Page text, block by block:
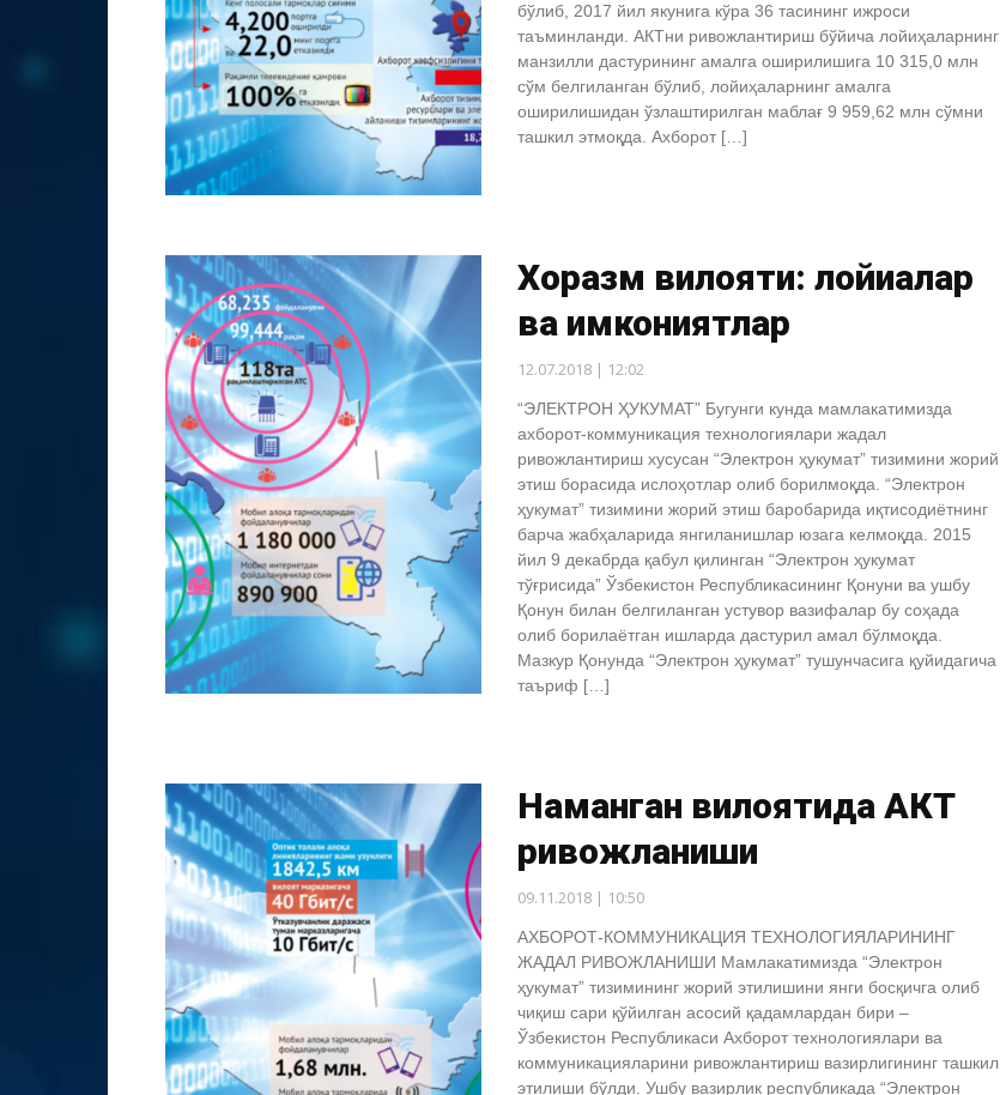
бўлиб, 2017 йил якунига кўра 36 тасининг ижроси
таъминланди. АКТни ривожлантириш бўйича лойиҳаларнинг
манзилли дастурининг амалга оширилишига 10 315,0 млн
сўм белгиланган бўлиб, лойиҳаларнинг амалга
оширилишидан ўзлаштирилган маблағ 9 959,62 млн сўмни
ташкил этмоқда. Ахборот […]
Хоразм вилояти: лойиҳалар
ва имкониятлар
12.07.2018 | 12:02
“ЭЛЕКТРОН ҲУКУМАТ” Бугунги кунда мамлакатимизда
ахборот-коммуникация технологиялари жадал
ривожлантириш хусусан “Электрон ҳукумат” тизимини жорий
этиш борасида ислоҳотлар олиб борилмоқда. “Электрон
ҳукумат” тизимини жорий этиш баробарида иқтисодиётнинг
барча жабҳаларида янгиланишлар юзага келмоқда. 2015
йил 9 декабрда қабул қилинган “Электрон ҳукумат
тўғрисида” Ўзбекистон Республикасининг Қонуни ва ушбу
Қонун билан белгиланган устувор вазифалар бу соҳада
олиб борилаётган ишларда дастурил амал бўлмоқда.
Мазкур Қонунда “Электрон ҳукумат” тушунчасига қуйидагича
таъриф […]
Наманган вилоятида АКТ
ривожланиши
09.11.2018 | 10:50
АХБОРОТ-КОММУНИКАЦИЯ ТЕХНОЛОГИЯЛАРИНИНГ
ЖАДАЛ РИВОЖЛАНИШИ Мамлакатимизда “Электрон
ҳукумат” тизимининг жорий этилишини янги босқичга олиб
чиқиш сари қўйилган асосий қадамлардан бири –
Ўзбекистон Республикаси Ахборот технологиялари ва
коммуникацияларини ривожлантириш вазирлигининг ташкил
этилиши бўлди. Ушбу вазирлик республикада “Электрон